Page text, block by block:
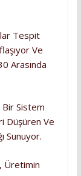
Tespit
Ve
Arasında
Sistem
Düşüren Ve
Sunuyor.
Üretimin